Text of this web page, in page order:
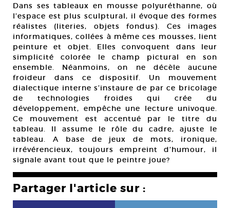
Dans ses tableaux en mousse polyuréthanne, où
l’espace est plus sculptural, il évoque des formes
réalistes (literies, objets fondus). Ces images
informatiques, collées à même ces mousses, lient
peinture et objet. Elles convoquent dans leur
simplicité colorée le champ pictural en son
ensemble. Néanmoins, on ne décèle aucune
froideur dans ce dispositif. Un mouvement
dialectique interne s’instaure de par ce bricolage
de technologies froides qui crée du
développement, empêche une lecture univoque.
Ce mouvement est accentué par le titre du
tableau. Il assume le rôle du cadre, ajuste le
tableau. A base de jeux de mots, ironique,
irrévérencieux, toujours empreint d’humour, il
signale avant tout que le peintre joue?
Partager l'article sur :